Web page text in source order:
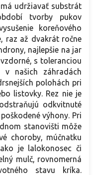
udržiavať substrát
tvorby pukov
koreňového
raz až dvakrát ročne
najlepšie na jar
s toleranciou
našich záhradách
polohách pri
listovky. Rez nie je
odkvitnuté
výhony. Pri
stanovišti môže
choroby, múčnatku
je lalokonosec či
mulč, rovnomerná
stavu kríka.